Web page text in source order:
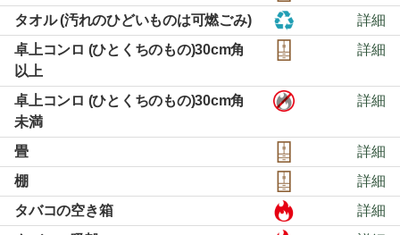
タオル (汚れのひどいものは可燃ごみ)
詳細
卓上コンロ (ひとくちのもの)30cm角
以上
詳細
卓上コンロ (ひとくちのもの)30cm角
未満
詳細
畳
詳細
棚
詳細
タバコの空き箱
詳細